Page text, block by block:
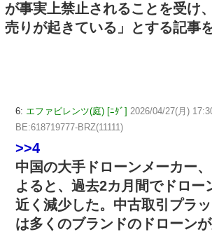
が事実上禁止されることを受け
売りが起きている」とする記事
6: エファビレンツ(庭) [ﾆﾀﾞ] 2026/04/27(月)
BE:618719777-BRZ(11111)
>>4
中国の大手ドローンメーカー
よると、過去2カ月間でドロー
近く減少した。中古取引プラ
は多くのブランドのドローン